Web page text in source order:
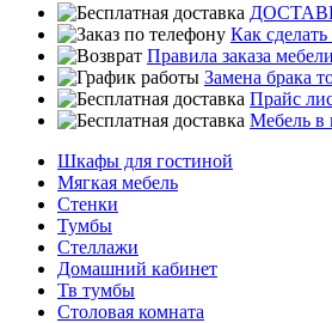
Как сделать
Правила заказа мебели
Замена брака
Прайс
Мебель в
Шкафы для гостиной
Мягкая мебель
Стенки
Тумбы
Стеллажи
Домашний кабинет
Тв тумбы
Столовая комната